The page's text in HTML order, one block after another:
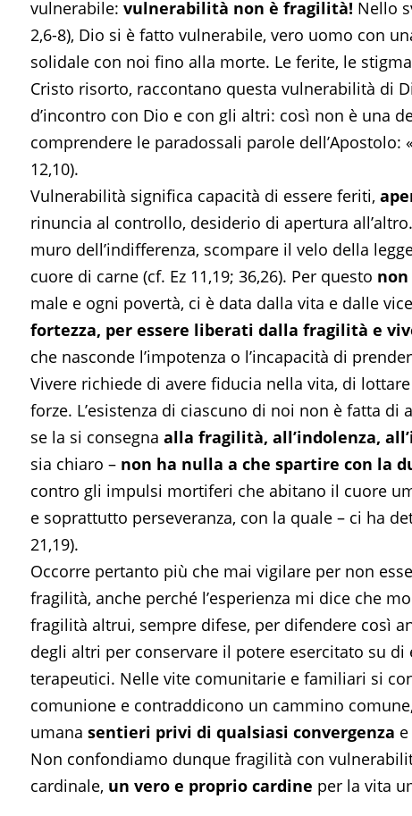
vulnerabile: vulnerabilità non è fragilità! Nello
2,6-8), Dio si è fatto vulnerabile, vero uomo con
solidale con noi fino alla morte. Le ferite, le
Cristo risorto, raccontano questa vulnerabilità di
d’incontro con Dio e con gli altri: così non è una
comprendere le paradossali parole
12,10).
Vulnerabilità significa capacità di essere feriti,
rinuncia al controllo, desiderio di apertura
muro dell’indifferenza, scompare il velo della
cuore di carne (cf. Ez 11,19; 36,26). Per questo
male e ogni povertà, ci è data dalla vita e dalle
fortezza, per essere liberati dalla fragilità e
che nasconde l’impotenza o l’incapacità di
Vivere richiede di avere fiducia nella vita, di
forze. L’esistenza di ciascuno di noi non è fatta
se la si consegna alla fragilità, all’indolenza,
sia chiaro – non ha nulla a che spartire con la
contro gli impulsi mortiferi che abitano il cuore
e soprattutto perseveranza, con la quale – ci ha
21,19).
Occorre pertanto più che mai vigilare per non
fragilità, anche perché l’esperienza mi dice che
fragilità altrui, sempre difese, per difendere così
degli altri per conservare il potere esercitato su
terapeutici. Nelle vite comunitarie e familiari si
comunione e contraddicono un cammino
umana sentieri privi di qualsiasi convergenza
Non confondiamo dunque fragilità con
cardinale, un vero e proprio cardine per la vita